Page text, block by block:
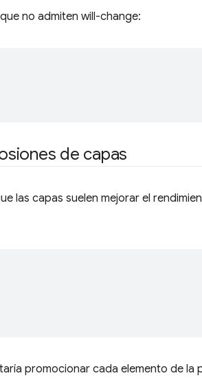
no admiten will-change:
de capas
las capas suelen mejorar el
promocionar cada elemento de la